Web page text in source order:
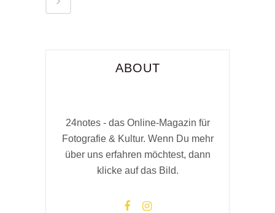
ABOUT
24notes - das Online-Magazin für
Fotografie & Kultur. Wenn Du mehr
über uns erfahren möchtest, dann
klicke auf das Bild.